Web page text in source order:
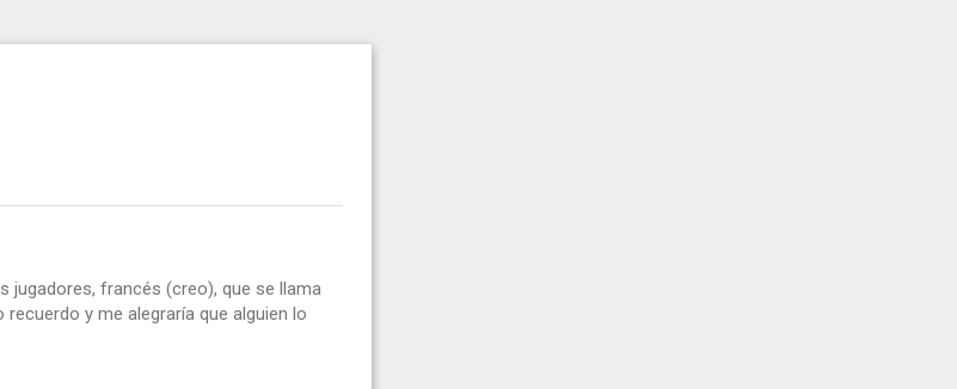
jugadores, francés (creo), que se llama
y me alegraría que alguien lo